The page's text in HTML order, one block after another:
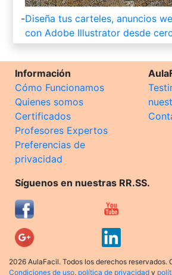
-Diseña tus carteles, anuncios
con Adobe Illustrator desde
Información
Cómo Funcionamos
Quienes somos
Certificados
Profesores Expertos
Preferencias de
privacidad
Síguenos en nuestras RR.SS.
2026 AulaFacil. Todos los derechos reservados.
Condiciones de uso, política de privacidad y